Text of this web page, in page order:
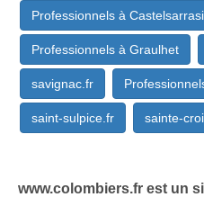
Professionnels à
Professionnels à Graulhet
savignac.fr
saint-sulpice.fr sainte-
www.colombiers.fr est un